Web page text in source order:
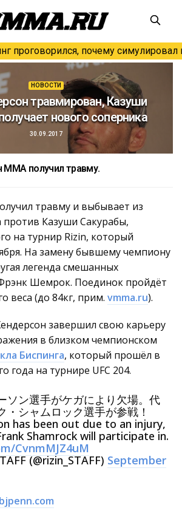
проговорился, почему симулировал
НОВОСТИ
травмирован, Казуши
нового соперника
30.09.2017
MMA получил травму.
травму и выбывает из
против Казуши Сакурабы,
на турнир Rizin, который
На замену бывшему чемпиону
легенда смешанных
Шемрок. Поединок пройдёт
веса (до 84кг, прим. vmma.ru).
завершил свою карьеру
в близком чемпионском
Биспинга, который прошёл в
года на турнире UFC 204.
ソン選手がケガにより欠場。代
・シャムロック選手が参戦！
has been out due to an injury,
Shamrock will participate in.
CvnmMJZ4uM
(@rizin_STAFF) September
bjpenn.com